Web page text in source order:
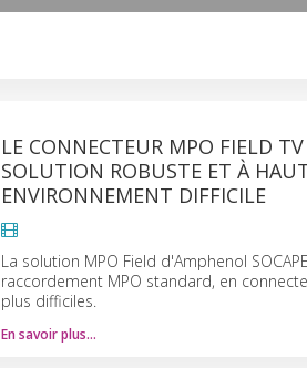
LE CONNECTEUR MPO FIELD
SOLUTION ROBUSTE ET À
ENVIRONNEMENT DIFFICILE
La solution MPO Field d'Amphenol
raccordement MPO standard, en
plus difficiles.
En savoir plus…